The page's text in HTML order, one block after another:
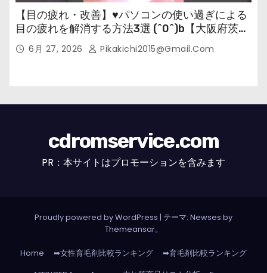
【目の疲れ・改善】♥パソコンの使い過ぎによる
目の疲れを解消する方法3選 (^0^)b【大阪府茨木
市の女性・美容鍼灸・整体師が教えます。】
6月 27, 2026 Pikakichi2015@gmail.com
cdromservice.com
PR：本サイトはプロモーションを含みます
Proudly powered by WordPress | テーマ: Newses by
Themeansar。
Home ➡女性育毛剤比較ランキング
➡育毛剤比較ランキング